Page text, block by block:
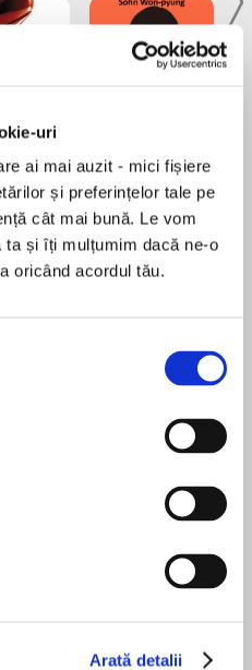
uri
ai mai auzit - mici fișiere
și preferințelor tale pe
cât mai bună. Le vom
și îți mulțumim dacă ne-o
oricând acordul tău.
Arată detalii
îmbracă de
bonfire night, a
garden shed in
death passes
to investigate, and